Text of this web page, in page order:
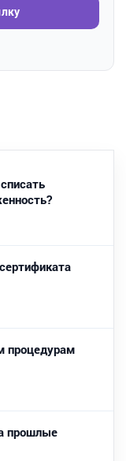
процедурам
прошлые